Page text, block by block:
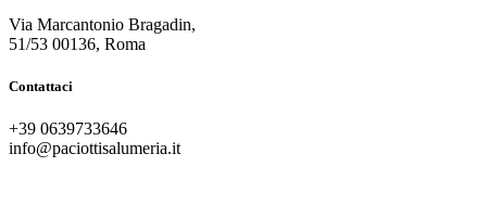
Via Marcantonio Bragadin,
51/53 00136, Roma
Contattaci
+39 0639733646
info@paciottisalumeria.it